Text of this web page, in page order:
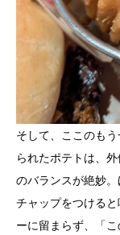
そして、ここのも
られたポテトは、
のバランスが絶妙
チャップをつける
ーに留まらず、「